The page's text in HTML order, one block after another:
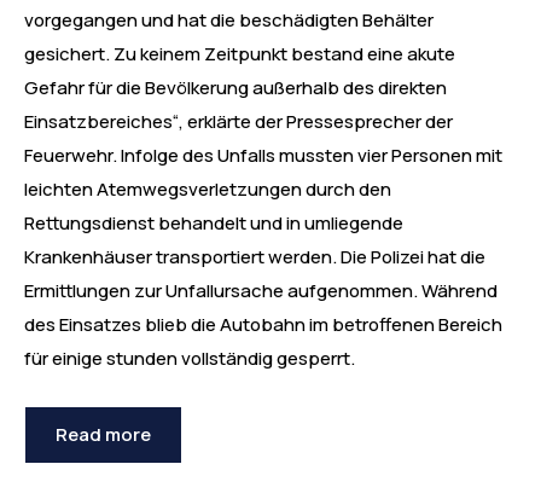
vorgegangen und hat die beschädigten Behälter
gesichert. Zu keinem Zeitpunkt bestand eine akute
Gefahr für die Bevölkerung außerhalb des direkten
Einsatzbereiches“, erklärte der Pressesprecher der
Feuerwehr. Infolge des Unfalls mussten vier Personen mit
leichten Atemwegsverletzungen durch den
Rettungsdienst behandelt und in umliegende
Krankenhäuser transportiert werden. Die Polizei hat die
Ermittlungen zur Unfallursache aufgenommen. Während
des Einsatzes blieb die Autobahn im betroffenen Bereich
für einige stunden vollständig gesperrt.
Read more